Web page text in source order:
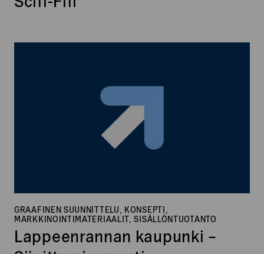
GRAAFINEN SUUNNITTELU, KONSEPTI,
MARKKINOINTIMATERIAALIT, SISÄLLÖNTUOTANTO
Lappeenrannan kaupunki –